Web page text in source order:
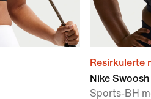
Resirkulerte
Nike Swoosh
Sports-BH